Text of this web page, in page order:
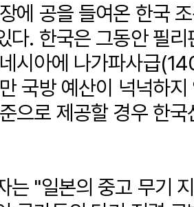
에 공을 들여온 한국
다. 한국은 그동안 필
시아에 나가파사급
국방 예산이 넉넉하
으로 제공할 경우 한
는 "일본의 중고 무기